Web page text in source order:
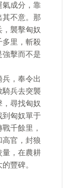
氣成分，靠
不意。那
襲擊匈奴
多里，斬殺
擊而不是
，奉令出
兵去突襲
尋找匈奴
到匈奴單于
千餘里，
官，封狼
量，在農耕
豐碑。